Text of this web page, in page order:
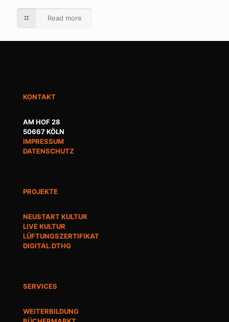
Read more
KONTAKT
AM HOF 28
50667 KÖLN
IMPRESSUM
DATENSCHUTZ
PROJEKTE
NEUSTART KULTUR
LIVE KULTUR
LÜFTUNGSZERTIFIKAT
DIGITAL.DTHG
SERVICES
WEITERBILDUNG